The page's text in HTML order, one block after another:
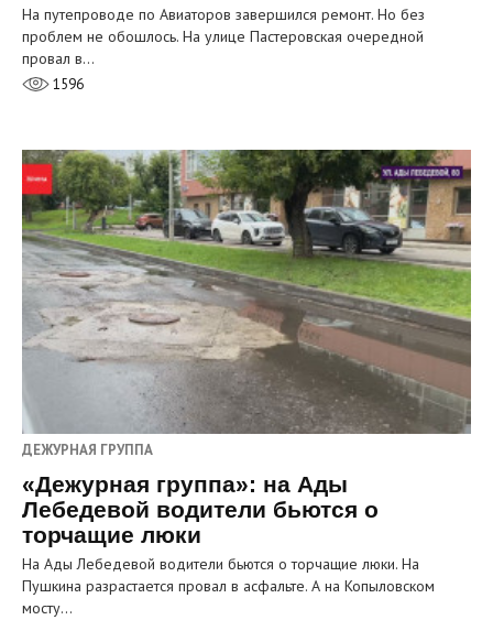
На путепроводе по Авиаторов завершился ремонт. Но без
проблем не обошлось. На улице Пастеровская очередной
провал в…
1596
ДЕЖУРНАЯ ГРУППА
«Дежурная группа»: на Ады
Лебедевой водители бьются о
торчащие люки
На Ады Лебедевой водители бьются о торчащие люки. На
Пушкина разрастается провал в асфальте. А на Копыловском
мосту…